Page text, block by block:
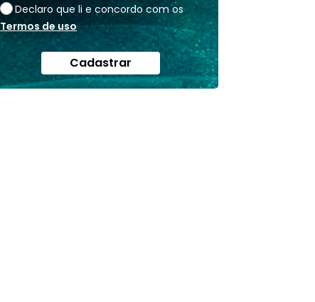
Declaro que li e concordo com os
Termos de uso
Cadastrar